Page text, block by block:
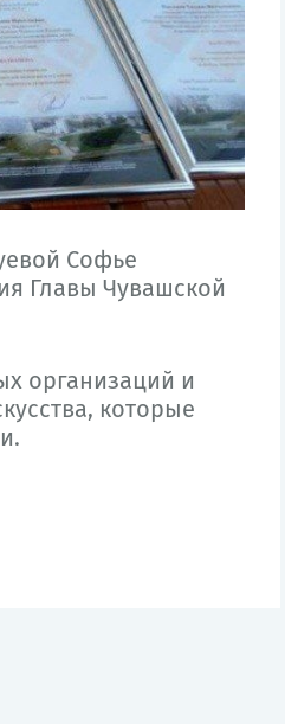
Софье
Главы Чувашской
организаций и
которые